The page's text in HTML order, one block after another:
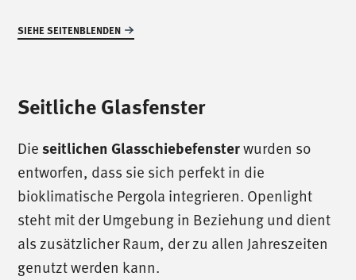
SIEHE SEITENBLENDEN
Seitliche Glasfenster
Dieseitlichen Glasschiebefensterwurden so
entworfen, dass sie sich perfekt in die
bioklimatische Pergola integrieren. Openlight
steht mit der Umgebung in Beziehung und dient
als zusätzlicher Raum, der zu allen Jahreszeiten
genutzt werden kann.